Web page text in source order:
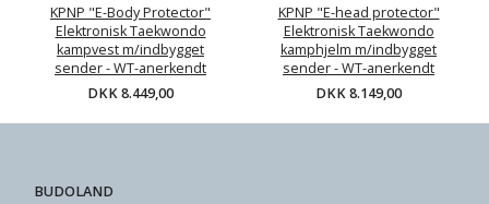
KPNP "E-Body Protector"
Elektronisk Taekwondo
kampvest m/indbygget
sender - WT-anerkendt
DKK 8.449,00
KPNP "E-head protector"
Elektronisk Taekwondo
kamphjelm m/indbygget
sender - WT-anerkendt
DKK 8.149,00
BUDOLAND